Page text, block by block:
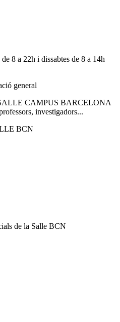
8 a 22h i dissabtes de 8 a 14h
general
CAMPUS BARCELONA
investigadors...
BCN
de la Salle BCN